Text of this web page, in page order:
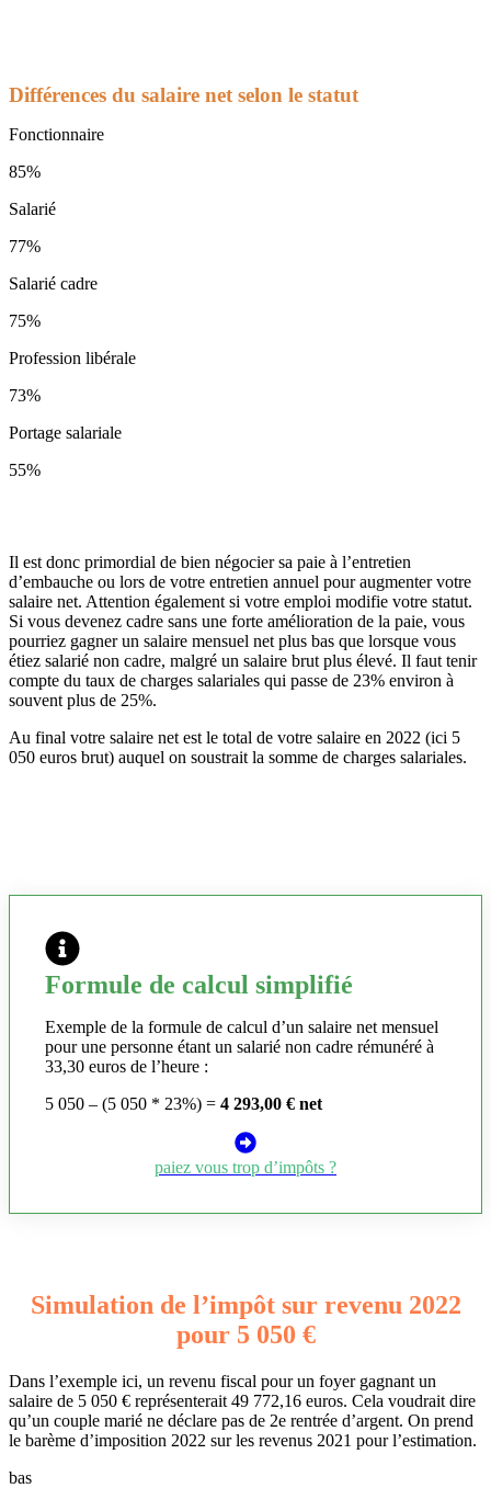
Différences du salaire net selon le statut
Fonctionnaire
85%
Salarié
77%
Salarié cadre
75%
Profession libérale
73%
Portage salariale
55%
Il est donc primordial de bien négocier sa paie à l’entretien
d’embauche ou lors de votre entretien annuel pour augmenter votre
salaire net. Attention également si votre emploi modifie votre statut.
Si vous devenez cadre sans une forte amélioration de la paie, vous
pourriez gagner un salaire mensuel net plus bas que lorsque vous
étiez salarié non cadre, malgré un salaire brut plus élevé. Il faut tenir
compte du taux de charges salariales qui passe de 23% environ à
souvent plus de 25%.
Au final votre salaire net est le total de votre salaire en 2022 (ici 5
050 euros brut) auquel on soustrait la somme de charges salariales.
Formule de calcul simplifié
Exemple de la formule de calcul d’un salaire net mensuel
pour une personne étant un salarié non cadre rémunéré à
33,30 euros de l’heure :
5 050 – (5 050 * 23%) = 4 293,00 € net
paiez vous trop d’impôts ?
Simulation de l’impôt sur revenu 2022
pour 5 050 €
Dans l’exemple ici, un revenu fiscal pour un foyer gagnant un
salaire de 5 050 € représenterait 49 772,16 euros. Cela voudrait dire
qu’un couple marié ne déclare pas de 2e rentrée d’argent. On prend
le barème d’imposition 2022 sur les revenus 2021 pour l’estimation.
bas